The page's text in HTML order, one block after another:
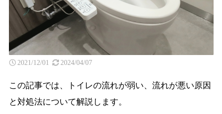
2021/12/01 2024/04/07
この記事では、トイレの流れが弱い、流れが悪い原因
と対処法について解説します。